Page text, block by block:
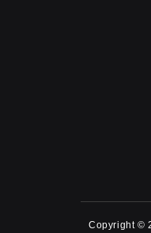
Copyright ©